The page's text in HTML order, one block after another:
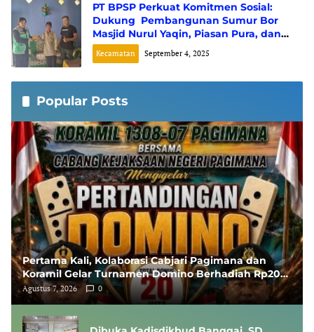
PT BPSP Perkuat Komitmen Sosial:
Dukung Pembangunan Sumur Bor
Masjid Nurul Yaqin, Piasan Pura, dan
Perayaan Maulid Nabi di Desa Siuna
Kecamatan September 4, 2025
Popular Posts
Pertama Kali, Kolaborasi Cabjari Pagimana dan
Koramil Gelar Turnamen Domino Berhadiah Rp20
Juta
Agustus 7, 2026 0